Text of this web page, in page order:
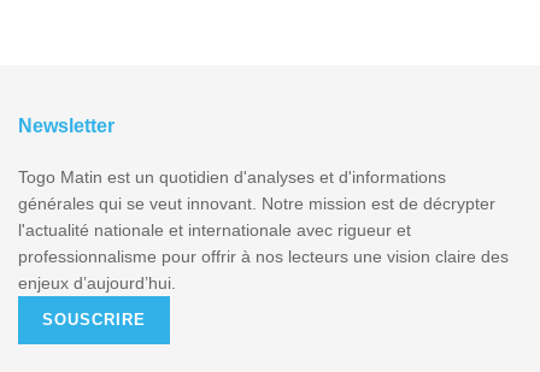
Newsletter
Togo Matin est un quotidien d'analyses et d'informations
générales qui se veut innovant. Notre mission est de décrypter
l'actualité nationale et internationale avec rigueur et
professionnalisme pour offrir à nos lecteurs une vision claire des
enjeux d’aujourd’hui.
SOUSCRIRE